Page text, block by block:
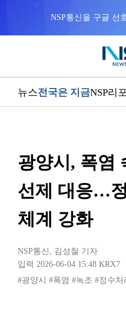
NSP통신을 구글 선
뉴스전국은 지금NSP리
광양시, 폭염
선제 대응…
체계 강화
NSP통신 , 김성철 기자
입력 2026-06-04 15:48 KRX7
#광양시
#폭염 #녹조 #정수처